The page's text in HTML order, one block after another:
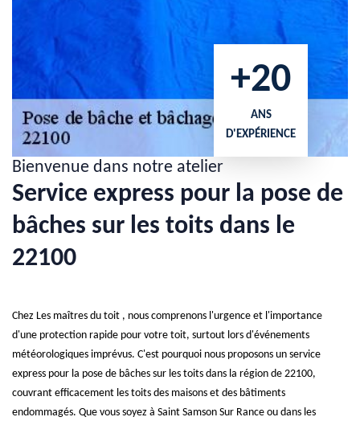
+20
ANS
D'EXPÉRIENCE
Bienvenue dans notre atelier
Service express pour la pose de
bâches sur les toits dans le
22100
Chez Les maîtres du toit , nous comprenons l'urgence et l'importance
d'une protection rapide pour votre toit, surtout lors d'événements
météorologiques imprévus. C'est pourquoi nous proposons un service
express pour la pose de bâches sur les toits dans la région de 22100,
couvrant efficacement les toits des maisons et des bâtiments
endommagés. Que vous soyez à Saint Samson Sur Rance ou dans les